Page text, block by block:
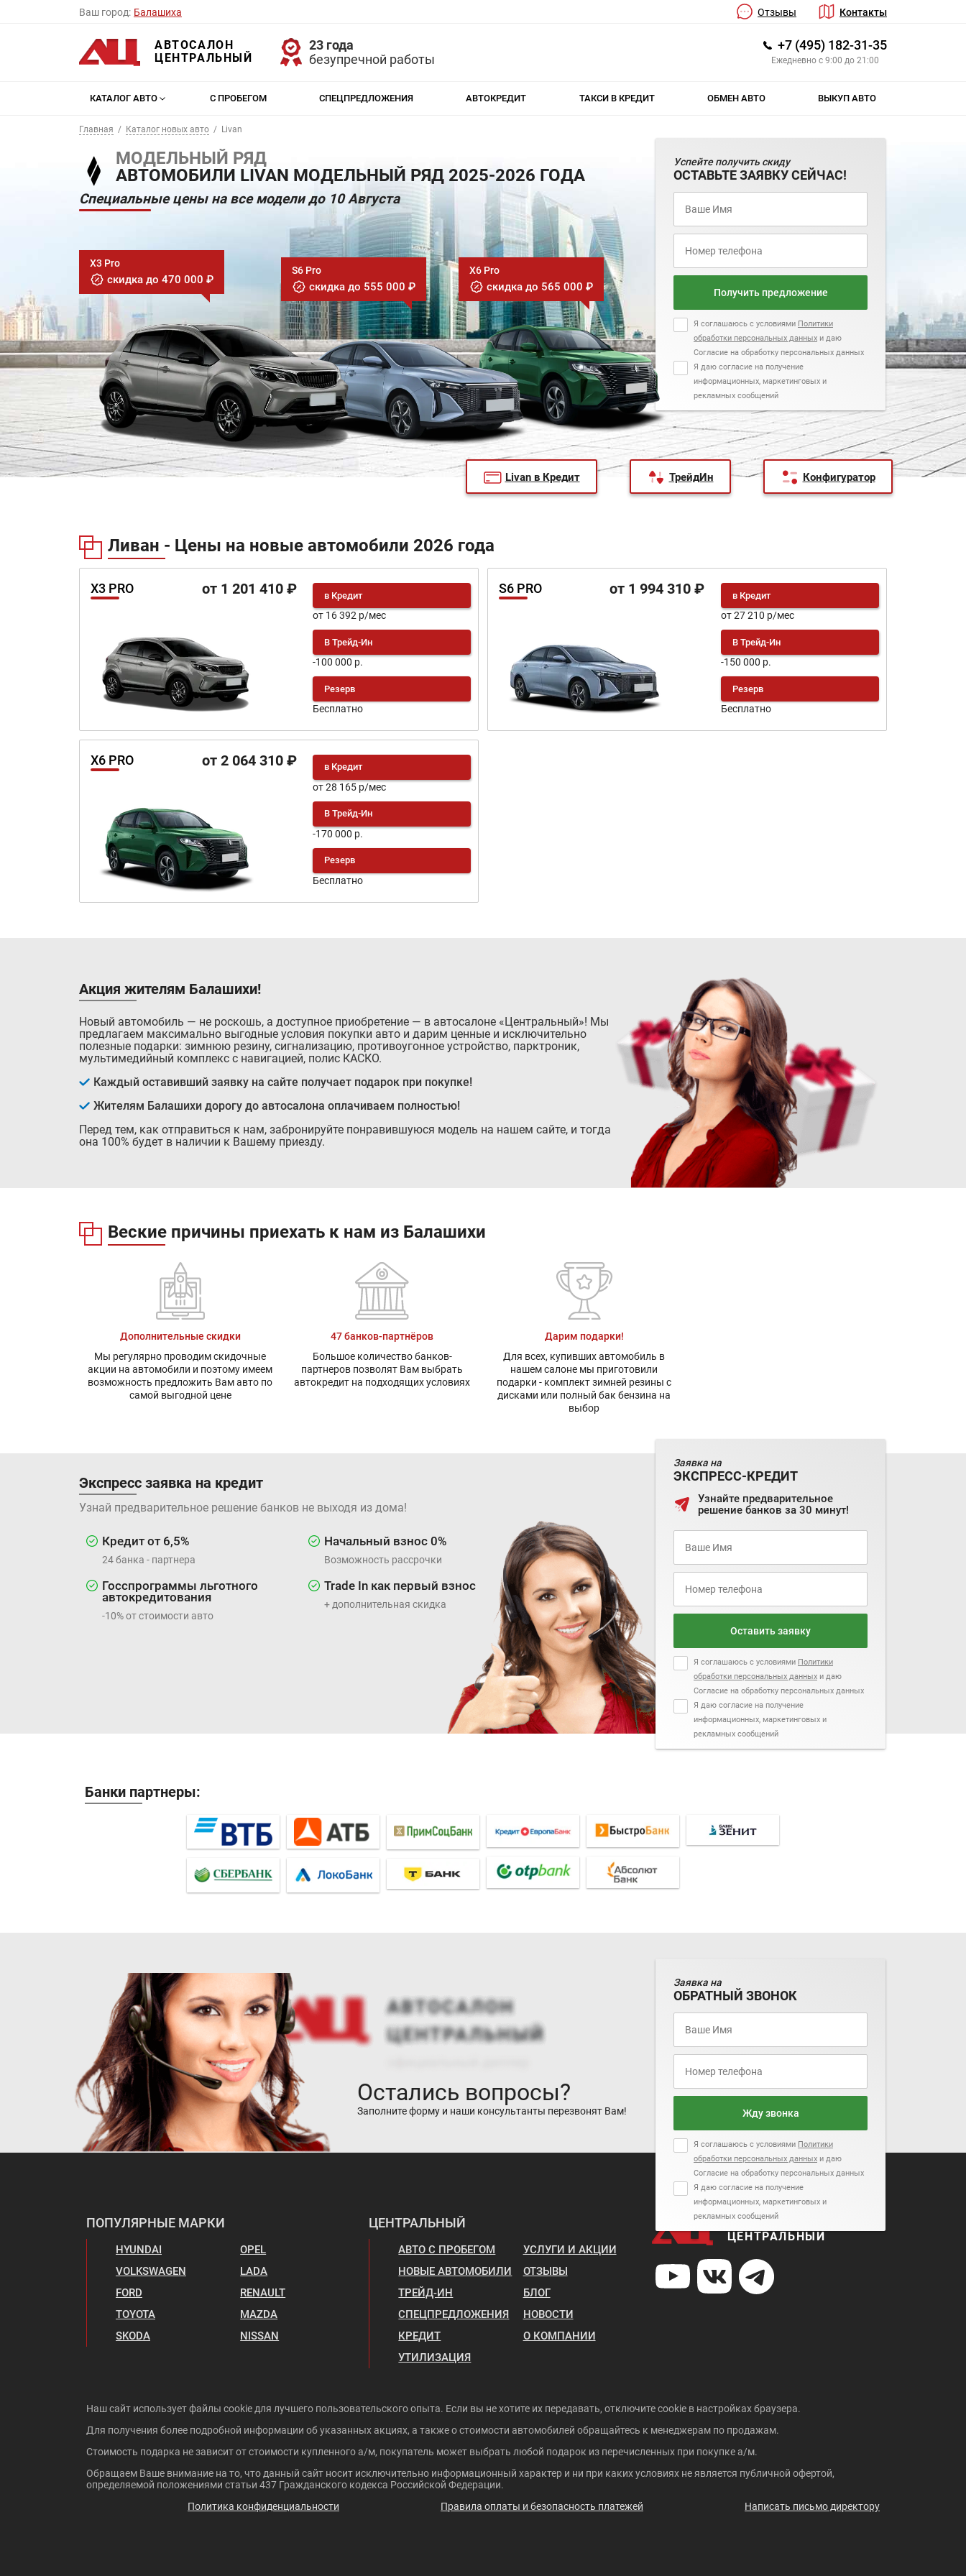
Ваш город: Балашиха Отзывы Контакты
АВТОСАЛОН
ЦЕНТРАЛЬНЫЙ
23 года
безупречной работы
+7 (495) 182-31-35
Ежедневно с 9:00 до 21:00
КАТАЛОГ АВТО С ПРОБЕГОМ СПЕЦПРЕДЛОЖЕНИЯ АВТОКРЕДИТ ТАКСИ В КРЕДИТ ОБМЕН АВТО ВЫКУП АВТО
Главная Каталог новых авто Livan
МОДЕЛЬНЫЙ РЯД
АВТОМОБИЛИ LIVAN МОДЕЛЬНЫЙ РЯД 2025-2026 ГОДА
Специальные цены на все модели до 10 Августа
X3 Pro
скидка до 470 000 ₽
S6 Pro
скидка до 555 000 ₽
X6 Pro
скидка до 565 000 ₽
Успейте получить скиду
ОСТАВЬТЕ ЗАЯВКУ СЕЙЧАС!
Получить предложение
Я соглашаюсь с условиями Политики
обработки персональных данных и даю
Согласие на обработку персональных данных
Я даю согласие на получение
информационных, маркетинговых и
рекламных сообщений
Livan в Кредит ТрейдИн Конфигуратор
Ливан - Цены на новые автомобили 2026 года
X3 PRO от 1 201 410 ₽ в Кредит
от 16 392 р/мес
В Трейд-Ин
-100 000 р.
Резерв
Бесплатно
S6 PRO от 1 994 310 ₽ в Кредит
от 27 210 р/мес
В Трейд-Ин
-150 000 р.
Резерв
Бесплатно
X6 PRO от 2 064 310 ₽ в Кредит
от 28 165 р/мес
В Трейд-Ин
-170 000 р.
Резерв
Бесплатно
Акция жителям Балашихи!
Новый автомобиль — не роскошь, а доступное приобретение — в автосалоне «Центральный»! Мы
предлагаем максимально выгодные условия покупки авто и дарим ценные и исключительно
полезные подарки: зимнюю резину, сигнализацию, противоугонное устройство, парктроник,
мультимедийный комплекс с навигацией, полис КАСКО.
Каждый оставивший заявку на сайте получает подарок при покупке!
Жителям Балашихи дорогу до автосалона оплачиваем полностью!
Перед тем, как отправиться к нам, забронируйте понравившуюся модель на нашем сайте, и тогда
она 100% будет в наличии к Вашему приезду.
Веские причины приехать к нам из Балашихи
Дополнительные скидки
Мы регулярно проводим скидочные
акции на автомобили и поэтому имеем
возможность предложить Вам авто по
самой выгодной цене
47 банков-партнёров
Большое количество банков-
партнеров позволят Вам выбрать
автокредит на подходящих условиях
Дарим подарки!
Для всех, купивших автомобиль в
нашем салоне мы приготовили
подарки - комплект зимней резины с
дисками или полный бак бензина на
выбор
Экспресс заявка на кредит
Узнай предварительное решение банков не выходя из дома!
Кредит от 6,5%
24 банка - партнера
Начальный взнос 0%
Возможность рассрочки
Госспрограммы льготного
автокредитования
-10% от стоимости авто
Trade In как первый взнос
+ дополнительная скидка
Заявка на
ЭКСПРЕСС-КРЕДИТ
Узнайте предварительное
решение банков за 30 минут!
Оставить заявку
Я соглашаюсь с условиями Политики
обработки персональных данных и даю
Согласие на обработку персональных данных
Я даю согласие на получение
информационных, маркетинговых и
рекламных сообщений
Банки партнеры:
Остались вопросы?
Заполните форму и наши консультанты перезвонят Вам!
Заявка на
ОБРАТНЫЙ ЗВОНОК
Жду звонка
Я соглашаюсь с условиями Политики
обработки персональных данных и даю
Согласие на обработку персональных данных
Я даю согласие на получение
информационных, маркетинговых и
рекламных сообщений
ПОПУЛЯРНЫЕ МАРКИ
HYUNDAI
VOLKSWAGEN
FORD
TOYOTA
SKODA
OPEL
LADA
RENAULT
MAZDA
NISSAN
ЦЕНТРАЛЬНЫЙ
АВТО С ПРОБЕГОМ
НОВЫЕ АВТОМОБИЛИ
ТРЕЙД-ИН
СПЕЦПРЕДЛОЖЕНИЯ
КРЕДИТ
УТИЛИЗАЦИЯ
УСЛУГИ И АКЦИИ
ОТЗЫВЫ
БЛОГ
НОВОСТИ
О КОМПАНИИ
АВТОСАЛОН
ЦЕНТРАЛЬНЫЙ
Наш сайт использует файлы cookie для лучшего пользовательского опыта. Если вы не хотите их передавать, отключите cookie в настройках браузера.
Для получения более подробной информации об указанных акциях, а также о стоимости автомобилей обращайтесь к менеджерам по продажам.
Стоимость подарка не зависит от стоимости купленного а/м, покупатель может выбрать любой подарок из перечисленных при покупке а/м.
Обращаем Ваше внимание на то, что данный сайт носит исключительно информационный характер и ни при каких условиях не является публичной офертой,
определяемой положениями статьи 437 Гражданского кодекса Российской Федерации.
Политика конфиденциальности
Правила оплаты и безопасность платежей Написать письмо директору